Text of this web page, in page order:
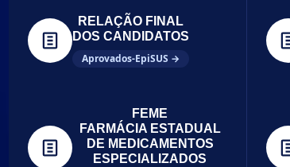
RELAÇÃO FINAL
DOS CANDIDATOS
Aprovados-EpiSUS →
FEME
FARMÁCIA ESTADUAL
DE MEDICAMENTOS
ESPECIALIZADOS